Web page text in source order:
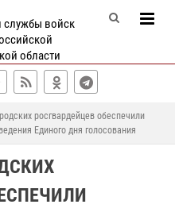
службы войск
области
росгвардейцев обеспечили
Единого дня голосования